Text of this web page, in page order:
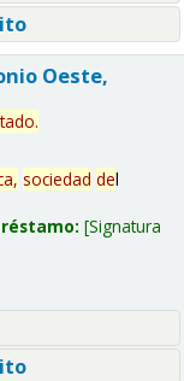
Oeste,
.
sociedad del
Signatura